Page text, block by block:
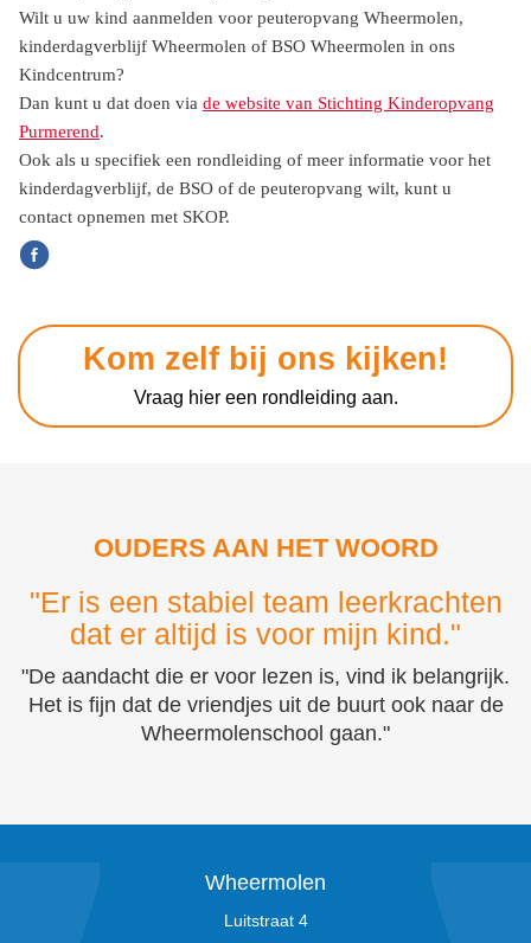
Wilt u uw kind aanmelden voor peuteropvang Wheermolen,
kinderdagverblijf Wheermolen of BSO Wheermolen in ons
Kindcentrum?
Dan kunt u dat doen via de website van Stichting Kinderopvang
Purmerend.
Ook als u specifiek een rondleiding of meer informatie voor het
kinderdagverblijf, de BSO of de peuteropvang wilt, kunt u
contact opnemen met SKOP.
Kom zelf bij ons kijken!
Vraag hier een rondleiding aan.
OUDERS AAN HET WOORD
"Er is een stabiel team leerkrachten
dat er altijd is voor mijn kind."
"De aandacht die er voor lezen is, vind ik belangrijk.
Het is fijn dat de vriendjes uit de buurt ook naar de
Wheermolenschool gaan."
Wheermolen
Luitstraat 4